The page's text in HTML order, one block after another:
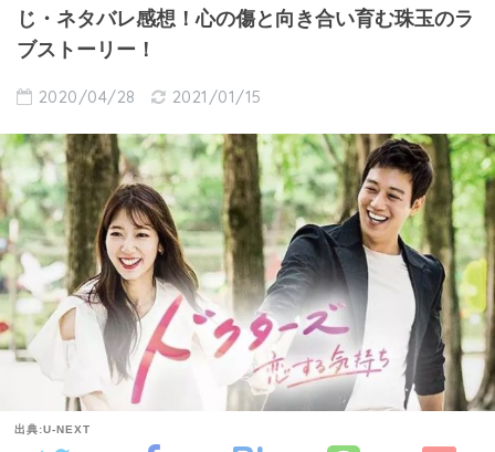
じ・ネタバレ感想！心の傷と向き合い育む珠玉のラ
ブストーリー！
2020/04/28 2021/01/15
出典:U-NEXT